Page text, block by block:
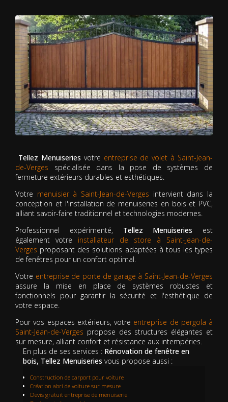
Tellez Menuiseries votre entreprise de volet à Saint-Jean-
de-Verges spécialisée dans la pose de systèmes de
fermeture extérieurs durables et esthétiques.
Votre menuisier à Saint-Jean-de-Verges intervient dans la
conception et l'installation de menuiseries en bois et PVC,
alliant savoir-faire traditionnel et technologies modernes.
Professionnel expérimenté, Tellez Menuiseries est
également votre installateur de store à Saint-Jean-de-
Verges proposant des solutions adaptées à tous les types
de fenêtres pour un confort optimal.
Votre entreprise de porte de garage à Saint-Jean-de-Verges
assure la mise en place de systèmes robustes et
fonctionnels pour garantir la sécurité et l'esthétique de
votre espace.
Pour vos espaces extérieurs, votre entreprise de pergola à
Saint-Jean-de-Verges propose des structures élégantes et
sur mesure, alliant confort et résistance aux intempéries.
En plus de ses services : Rénovation de fenêtre en
bois, Tellez Menuiseries vous propose aussi :
Construction de carport pour voiture
Création abri de voiture sur mesure
Devis gratuit entreprise de menuiserie